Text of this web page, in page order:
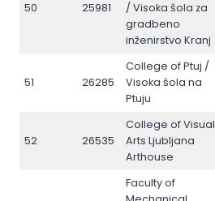
50 25981
/ Visoka šola za
gradbeno
inženirstvo Kranj
51 26285
College of Ptuj /
Visoka šola na
Ptuju
52 26535
College of Visual
Arts Ljubljana
Arthouse
Faculty of